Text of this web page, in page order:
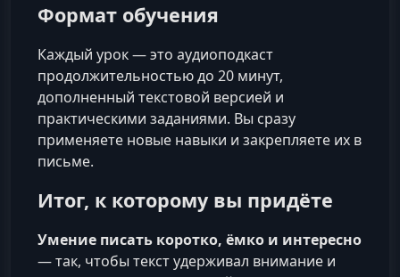
Формат обучения
Каждый урок — это аудиоподкаст
продолжительностью до 20 минут,
дополненный текстовой версией и
практическими заданиями. Вы сразу
применяете новые навыки и закрепляете их в
письме.
Итог, к которому вы придёте
Умение писать коротко, ёмко и интересно
— так, чтобы текст удерживал внимание и